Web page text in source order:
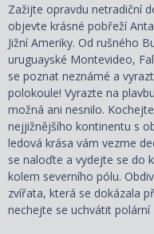
Zažijte opravdu netradiční
objevte krásné pobřeží
Jižní Ameriky. Od rušného
uruguayské Montevideo,
se poznat neznámé a
polokoule! Vyrazte na
možná ani nesnilo.
nejjižnějšího kontinentu s
ledová krása vám vezme
se naloďte a vydejte se do
kolem severního pólu.
zvířata, která se dokázala
nechejte se uchvátit